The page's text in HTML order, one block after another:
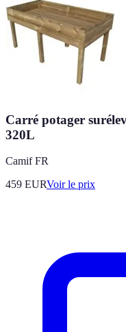
Carré potager
320L
Camif FR
459 EURVoir le prix